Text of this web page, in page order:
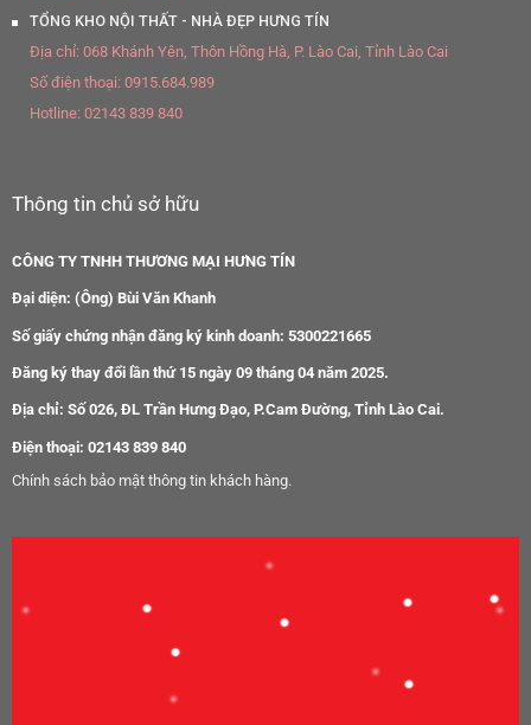
TỔNG KHO NỘI THẤT - NHÀ ĐẸP HƯNG TÍN
Địa chỉ: 068 Khánh Yên, Thôn Hồng Hà, P. Lào Cai, Tỉnh Lào Cai
Số điện thoại: 0915.684.989
Hotline: 02143 839 840
Thông tin chủ sở hữu
CÔNG TY TNHH THƯƠNG MẠI HƯNG TÍN
Đại diện: (Ông) Bùi Văn Khanh
Số giấy chứng nhận đăng ký kinh doanh: 5300221665
Đăng ký thay đổi lần thứ 15 ngày 09 tháng 04 năm 2025.
Địa chỉ: Số 026, ĐL Trần Hưng Đạo, P.Cam Đường, Tỉnh Lào Cai.
Điện thoại: 02143 839 840
Chính sách bảo mật thông tin khách hàng.